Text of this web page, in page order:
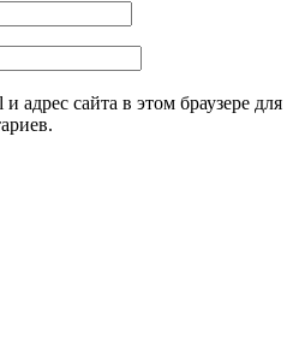
адрес сайта в этом браузере для